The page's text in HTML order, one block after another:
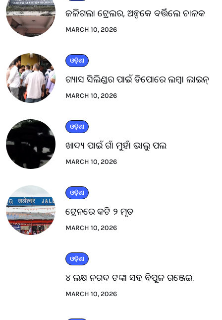
ଜଳିଗଲା ଟ୍ରେଲର, ଅଳ୍ପକେ ବର୍ତ୍ତିଲେ ଚାଳକ
MARCH 10, 2026
ଓଡ଼ିଶା
ଗ୍ୟାସ ସିଲିଣ୍ଡର ପାଇଁ ଡିପୋରେ ଲମ୍ବା ଲାଇନ୍
MARCH 10, 2026
ଓଡ଼ିଶା
ଖାଦ୍ୟ ପାଇଁ ଗାଁ ମୁହାଁ ଭାଲୁ ପଲ
MARCH 10, 2026
ଓଡ଼ିଶା
ଟ୍ରେନରେ କଟି ୨ ମୃତ
MARCH 10, 2026
ଓଡ଼ିଶା
୪ ଲକ୍ଷ ନଗଦ ଟଙ୍କା ସହ ବିପୁଳ ଗଞ୍ଜେଇ.
MARCH 10, 2026